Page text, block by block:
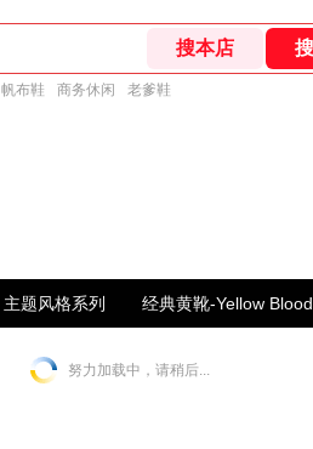
帆布鞋 商务休闲 老爹鞋
主题风格系列 经典黄靴-Yellow Blood
努力加载中，请稍后...